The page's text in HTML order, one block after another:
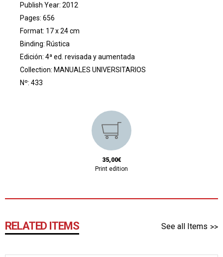
Publish Year: 2012
Pages: 656
Format: 17 x 24 cm
Binding: Rústica
Edición: 4ª ed. revisada y aumentada
Collection: MANUALES UNIVERSITARIOS
Nº: 433
35,00€
Print edition
RELATED ITEMS See all Items